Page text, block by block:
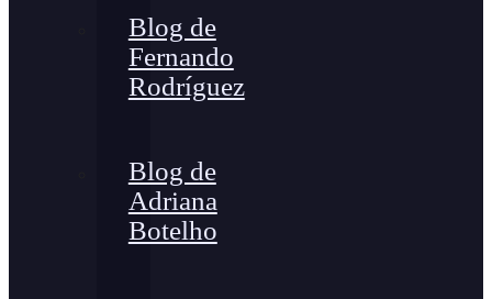
Blog de
Fernando
Rodríguez
Blog de
Adriana
Botelho